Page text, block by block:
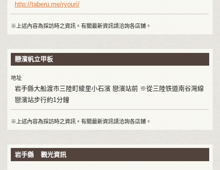
http://taberu.me/ryouri/
※上述內容為採訪時之資訊。有關最新資訊請洽詢各店鋪。
戀濱帆立甲板
地址
岩手縣大船渡市三陸町綾里小石濱 戀濱站前 ※從三陸铁道南谷灣線
戀濱站步行約1分鐘
※上述內容為採訪時之資訊。有關最新資訊請洽詢各店鋪。
岩手縣 觀光資訊